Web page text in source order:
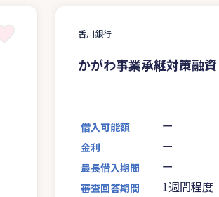
香川銀行
かがわ事業承継対策融資
借入可能額 ー
金利 ー
最長借入期間 ー
審査回答期間 1週間程度